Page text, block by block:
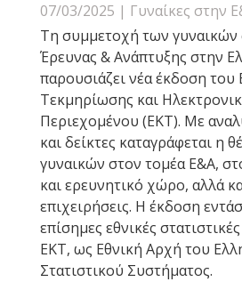
07/03/2025 | Γυναίκες στην
Τη συμμετοχή των γυναικών
Έρευνας & Ανάπτυξης στην
παρουσιάζει νέα έκδοση του
Τεκμηρίωσης και
Περιεχομένου (ΕΚΤ). Με
και δείκτες καταγράφεται η
γυναικών στον τομέα Ε&Α,
και ερευνητικό χώρο, αλλά
επιχειρήσεις. Η έκδοση
επίσημες εθνικές
ΕΚΤ, ως Εθνική Αρχή του
Στατιστικού Συστήματος.